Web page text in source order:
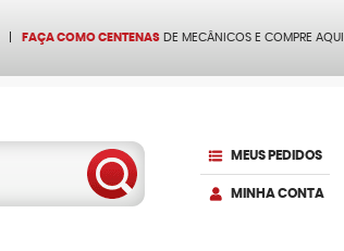
FAÇA COMO CENTENAS DE MECÂNICOS E COMPRE AQUI
MEUS PEDIDOS
MINHA CONTA